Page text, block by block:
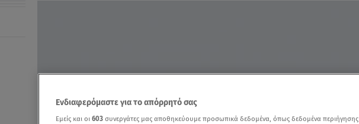
Ενδιαφερόμαστε για το απόρρητό σας
Εμείς και οι 603 συνεργάτες μας αποθηκεύουμε προσωπικά δεδομένα, όπως δεδομένα